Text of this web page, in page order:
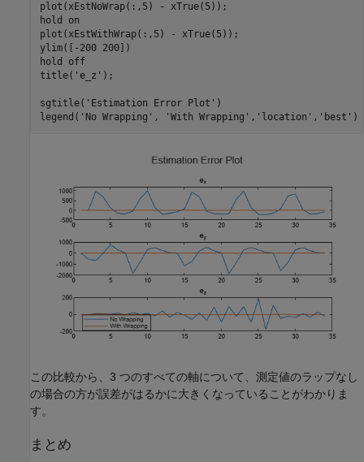
plot(xEstNoWrap(:,5) - xTrue(5));
hold
on
plot(xEstWithWrap(:,5) - xTrue(5));
ylim([-200 200])
hold
off
title( 'e_z' );
sgtitle( 'Estimation Error Plot' )
legend( 'No Wrapping' , 'With Wrapping' , 'location' , 'best' )
この比較から、3 つのすべての軸について、測定値のラップなし
の場合の方が誤差がはるかに大きくなっていることがわかりま
す。
まとめ